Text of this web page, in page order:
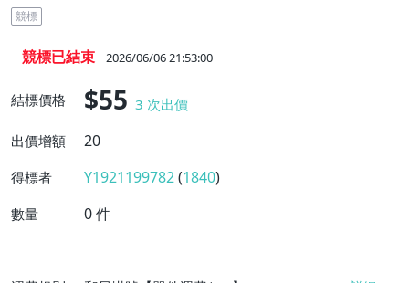
競標
競標已結束 2026/06/06 21:53:00
結標價格 $55 3 次出價
出價增額
20
得標者 Y1921199782(1840)
數量 0件